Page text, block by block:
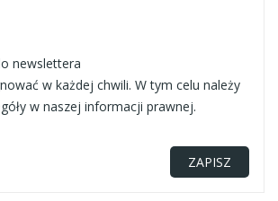
newslettera
w każdej chwili. W tym celu należy
w naszej informacji prawnej.
ZAPISZ